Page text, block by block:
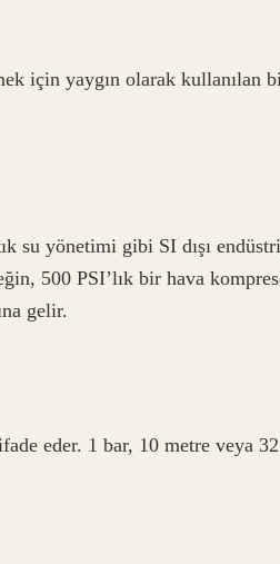
için yaygın olarak kullanılan
su yönetimi gibi SI dışı
500 PSI’lık bir hava
gelir.
eder. 1 bar, 10 metre veya